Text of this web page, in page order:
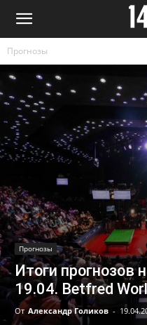
Прогнозы
Прогнозы
Итоги прогнозов
19.04. Betfred
От Александр Голиков -